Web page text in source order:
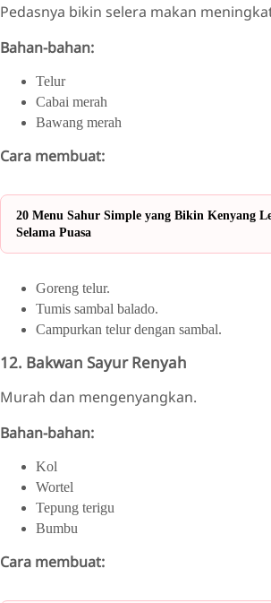
Pedasnya bikin selera makan
Bahan-bahan:
Telur
Cabai merah
Bawang merah
Cara membuat:
20 Menu Sahur Simple yang Bikin Kenyang
Selama Puasa
Goreng telur.
Tumis sambal balado.
Campurkan telur dengan sambal.
12. Bakwan Sayur Renyah
Murah dan mengenyangkan.
Bahan-bahan:
Kol
Wortel
Tepung terigu
Bumbu
Cara membuat: